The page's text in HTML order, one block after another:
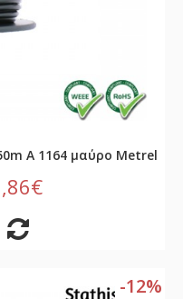
A 1164 μαύρο Metrel
-12%